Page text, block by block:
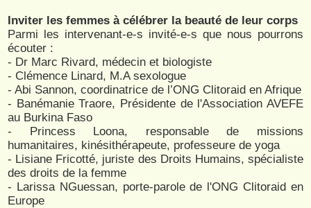
Inviter les femmes à célébrer la beauté de leur corps
Parmi les intervenant-e-s invité-e-s que nous pourrons
écouter :
- Dr Marc Rivard, médecin et biologiste
- Clémence Linard, M.A sexologue
- Abi Sannon, coordinatrice de l’ONG Clitoraid en Afrique
- Banémanie Traore, Présidente de l'Association AVEFE
au Burkina Faso
- Princess Loona, responsable de missions
humanitaires, kinésithérapeute, professeure de yoga
- Lisiane Fricotté, juriste des Droits Humains, spécialiste
des droits de la femme
- Larissa NGuessan, porte-parole de l'ONG Clitoraid en
Europe